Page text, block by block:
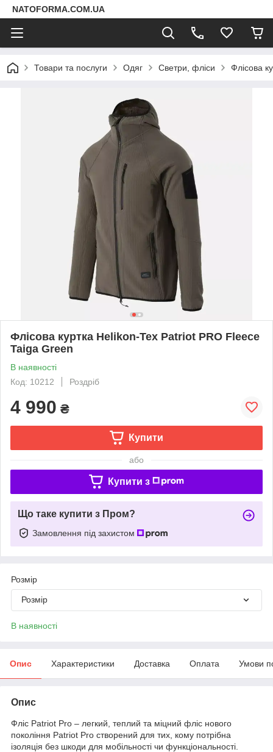
NATOFORMA.COM.UA
Товари та послуги Одяг Светри, фліси Флісова
Флісова куртка Helikon-Tex Patriot PRO Fleece
Taiga Green
В наявності
Код: 10212
Роздріб
4 990 ₴
Купити
або
Купити з
Що таке купити з Пром?
Замовлення під захистом
Розмір
Розмір
В наявності
Опис Характеристики Доставка Оплата Умови
Опис
Фліс Patriot Pro – легкий, теплий та міцний фліс нового
покоління Patriot Pro створений для тих, кому потрібна
ізоляція без шкоди для мобільності чи функціональності.